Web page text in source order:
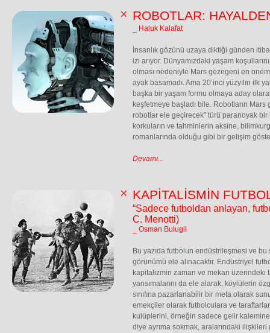
ROBOTLAR:
_ Haluk Kalafat
İnsanlık gözünü uzaya diktiği günden
izi arıyor. Dünyamızdaki yaşam
olması nedeniyle Mars gezegeni en
ayak basamadı. Ama 20’inci yüzyılın ilk
başka bir yaşam formu olmaya aday
keşfetmeye başladı bile. Robotların Mars
robotlar ele geçirecek” türü paranoyak
korkuların ve tahminlerin aksine,
romanlarında olduğu gibi bir gelişim
Devamı...
KAPİTALİSMİN
“Sadece futboldan anlayan,
C. Menotti)
_ Osman Bulugil
Bu yazıda futbolun endüstrileşmesi ve
görünümü ele alınacaktır. Endüstriyel
kapitalizmin zaman ve mekan üzerindeki
yansımalarını da ele alarak, köylülerin
sınıfına pazarlanabilir bir meta olarak
emekçiler olarak futbolculara ve
kulüplerini, örneğin sadece gelir
diye ayrıma sokmak, aralarındaki